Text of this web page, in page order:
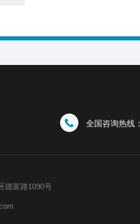
全国咨询热线：
德富路1090号